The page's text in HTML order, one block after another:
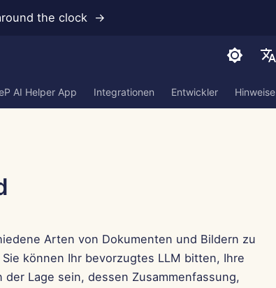
the clock →
English
Italiano
日本語
AI Helper App Integrationen Entwickler Hinweise
Arten von Dokumenten und Bildern zu
können Ihr bevorzugtes LLM bitten, Ihre
Lage sein, dessen Zusammenfassung,